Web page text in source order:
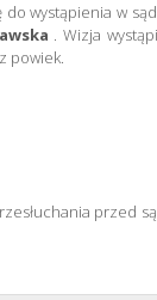
do wystąpienia w
. Wizja
powiek.
przed